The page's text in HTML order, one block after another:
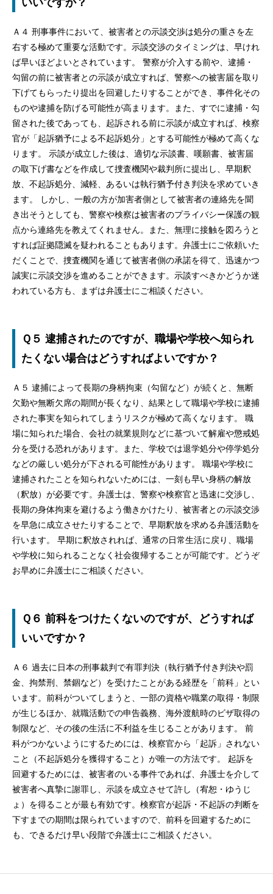
いいですか？
Ａ４ 刑事事件において、被害者との示談交渉は処分の重さを左
右する極めて重要な活動です。示談交渉のタイミングは、早けれ
ば早いほどよいとされています。 警察が介入する前や、逮捕・
勾留の前に被害者との示談が成立すれば、警察への被害届を取り
下げてもらったり提出を回避したりすることができ、事件化その
ものや逮捕を防げる可能性が高まります。また、すでに逮捕・勾
留された後であっても、起訴される前に示談が成立すれば、検察
官が「起訴猶予による不起訴処分」とする可能性が極めて高くな
ります。 示談が成立した後は、適切な示談書、嘆願書、被害届
の取下げ書などを作成して捜査機関や裁判所に提出し、早期釈
放、不起訴処分、減軽、あるいは執行猶予付き判決を求めていき
ます。 しかし、一般の方が加害者側として被害者の連絡先を聞
き出そうとしても、警察や検察は被害者のプライバシー保護の観
点から連絡先を教えてくれません。また、無理に接触を図ろうと
すれば証拠隠滅を疑われることもあります。弁護士にご依頼いた
だくことで、捜査機関を通じて被害者側の承諾を得て、迅速かつ
誠実に示談交渉を進めることができます。示談すべきかどうか迷
われている方も、まずは弁護士にご相談ください。
Ｑ５ 逮捕されたのですが、職場や学校へ知られ
たくない場合はどうすればよいですか？
Ａ５ 逮捕によって長期の身柄拘束（勾留など）が続くと、無断
欠勤や無断欠席の期間が長くなり、結果として職場や学校に逮捕
された事実を知られてしまうリスクが極めて高くなります。 職
場に知られた場合、会社の就業規則などに基づいて解雇や懲戒処
分を受ける恐れがあります。また、学校では退学処分や停学処分
などの厳しい処分が下される可能性があります。 職場や学校に
逮捕されたことを知られないためには、一刻も早い身柄の解放
（釈放）が必要です。弁護士は、警察や検察官と迅速に交渉し、
長期の身体拘束を避けるよう働きかけたり、被害者との示談交渉
を早急に成立させたりすることで、早期釈放を求める弁護活動を
行います。 早期に釈放されれば、通常の日常生活に戻り、職場
や学校に知られることなく社会復帰することが可能です。どうぞ
お早めに弁護士にご相談ください。
Ｑ６ 前科をつけたくないのですが、どうすれば
いいですか？
Ａ６ 過去に日本の刑事裁判で有罪判決（執行猶予付き判決や罰
金、拘禁刑、禁錮など）を受けたことがある経歴を「前科」とい
います。前科がついてしまうと、一部の資格や職業の取得・制限
が生じるほか、就職活動での申告義務、海外渡航時のビザ取得の
制限など、その後の生活に不利益を生じることがあります。 前
科がつかないようにするためには、検察官から「起訴」されない
こと（不起訴処分を獲得すること）が唯一の方法です。 起訴を
回避するためには、被害者のいる事件であれば、弁護士を介して
被害者へ真摯に謝罪し、示談を成立させて許し（宥恕・ゆうじ
ょ）を得ることが最も有効です。検察官が起訴・不起訴の判断を
下すまでの期間は限られていますので、前科を回避するために
も、できるだけ早い段階で弁護士にご相談ください。